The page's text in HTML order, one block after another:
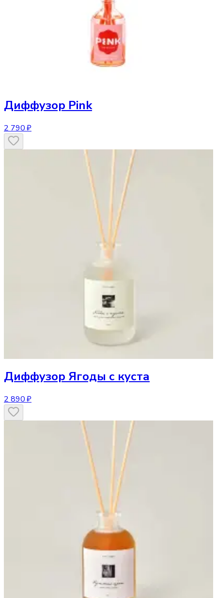
Диффузор Pink
2 790 ₽
Диффузор Ягоды с куста
2 890 ₽